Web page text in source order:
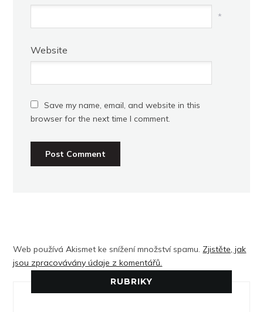
*
Website
Save my name, email, and website in this
browser for the next time I comment.
Web používá Akismet ke snížení množství spamu. Zjistěte, jak
jsou zpracovávány údaje z komentářů.
RUBRIKY